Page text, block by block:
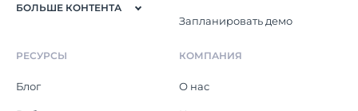
БОЛЬШЕ КОНТЕНТА
Запланировать демо
РЕСУРСЫ
Блог
КОМПАНИЯ
О нас